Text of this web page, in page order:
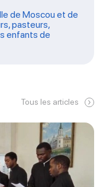
de Moscou et de
pasteurs,
enfants de
Tous les articles